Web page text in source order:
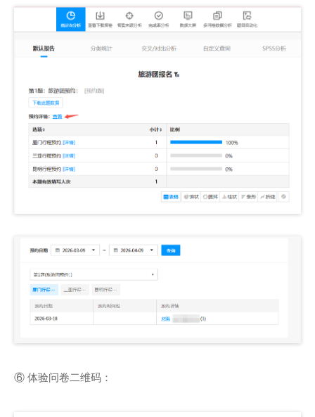
⑥ 体验问卷二维码：